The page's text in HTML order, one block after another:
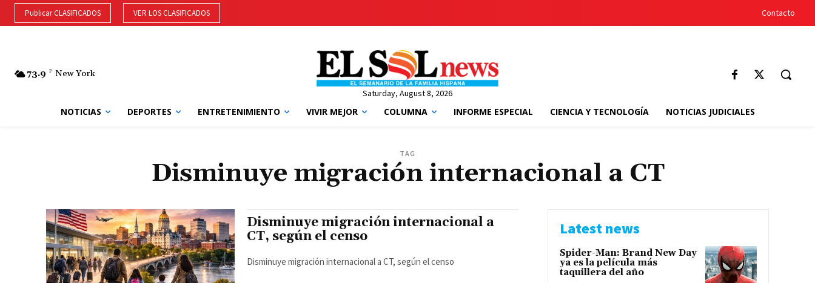
Publicar CLASIFICADOS VER LOS CLASIFICADOS Contacto
73.9 F New York
Saturday, August 8, 2026
NOTICIAS DEPORTES ENTRETENIMIENTO VIVIR MEJOR COLUMNA INFORME ESPECIAL CIENCIA Y TECNOLOGÍA NOTICIAS JUDICIALES
TAG
Disminuye migración internacional a CT
Disminuye migración internacional a
CT, según el censo
Disminuye migración internacional a CT, según el censo
Latest news
Spider-Man: Brand New Day
ya es la película más
taquillera del año